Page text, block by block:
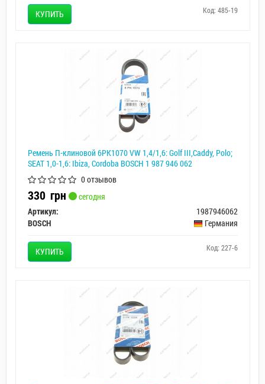
КУПИТЬ Код: 485-19
Ремень П-клиновой 6PK1070 VW 1,4/1,6: Golf III,Caddy, Polo;
SEAT 1,0-1,6: Ibiza, Cordoba BOSCH 1 987 946 062
0 отзывов
330 грн
сегодня
Артикул:
1987946062
BOSCH
Германия
КУПИТЬ Код: 227-6